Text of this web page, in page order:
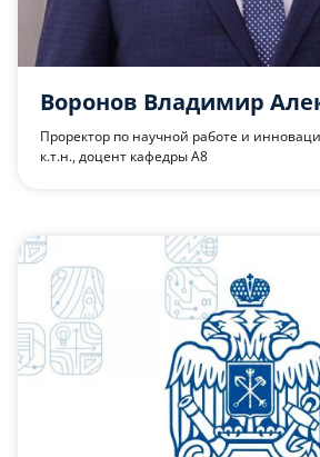
Воронов Владимир
Проректор по научной работе и
к.т.н., доцент кафедры А8